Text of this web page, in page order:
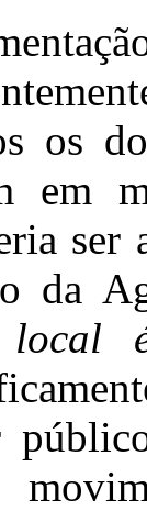
os
em
ser
da